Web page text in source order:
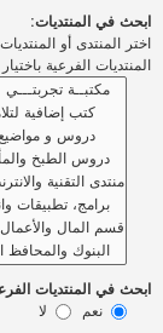
ابحث في المنتديات:
اختر المنتدى أو
المنتديات الفرعية
ابحث في المنتديات
نعم
لا